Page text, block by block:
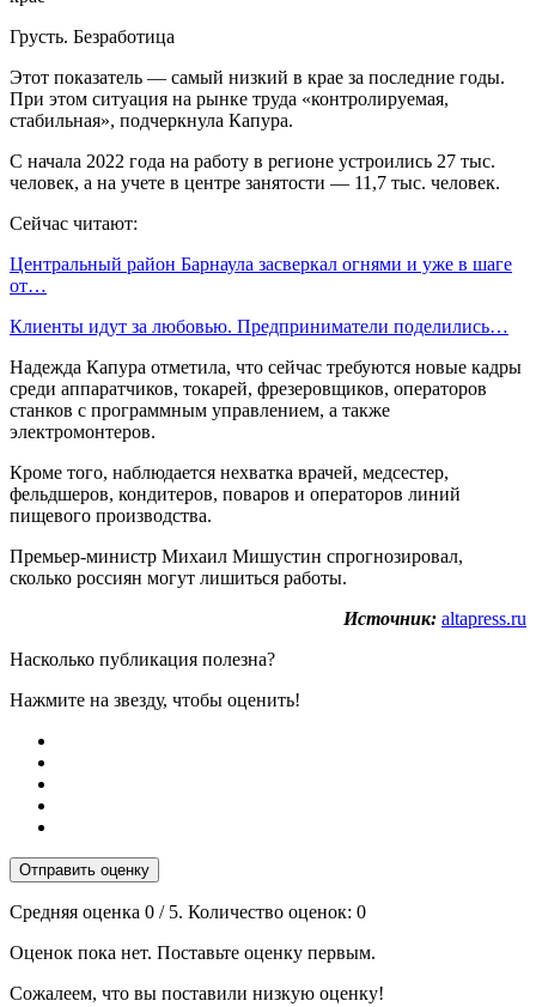
Грусть. Безработица
Этот показатель — самый низкий в крае за последние годы.
При этом ситуация на рынке труда «контролируемая,
стабильная», подчеркнула Капура.
С начала 2022 года на работу в регионе устроились 27 тыс.
человек, а на учете в центре занятости — 11,7 тыс. человек.
Сейчас читают:
Центральный район Барнаула засверкал огнями и уже в шаге
от…
Клиенты идут за любовью. Предприниматели поделились…
Надежда Капура отметила, что сейчас требуются новые кадры
среди аппаратчиков, токарей, фрезеровщиков, операторов
станков с программным управлением, а также
электромонтеров.
Кроме того, наблюдается нехватка врачей, медсестер,
фельдшеров, кондитеров, поваров и операторов линий
пищевого производства.
Премьер-министр Михаил Мишустин спрогнозировал,
сколько россиян могут лишиться работы.
Источник: altapress.ru
Насколько публикация полезна?
Нажмите на звезду, чтобы оценить!
Отправить оценку
Средняя оценка 0 / 5. Количество оценок: 0
Оценок пока нет. Поставьте оценку первым.
Сожалеем, что вы поставили низкую оценку!